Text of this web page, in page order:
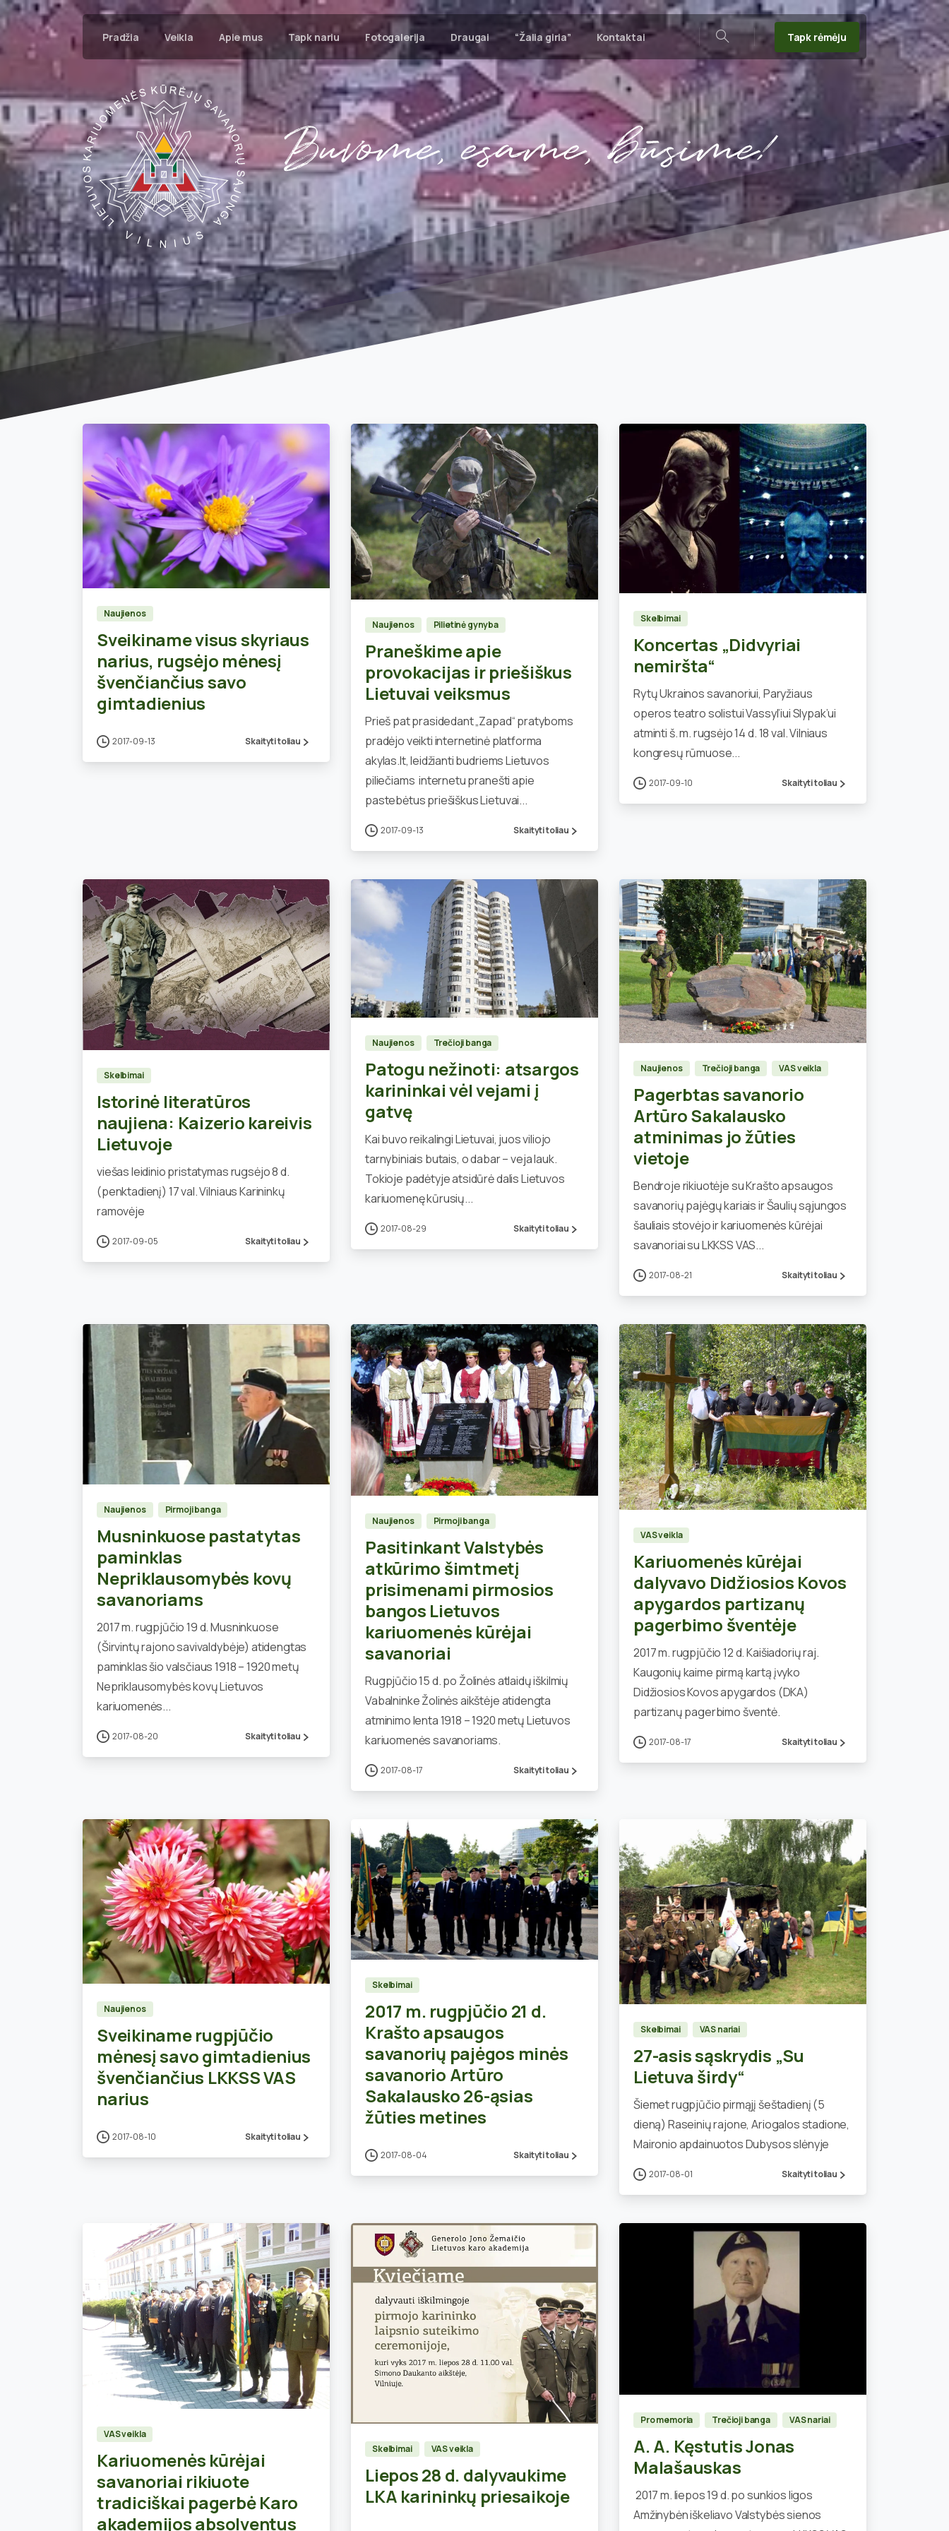
Pradžia Veikla Apie mus Tapk nariu Fotogalerija Draugai “Žalia giria” Kontaktai
Search
Tapk rėmėju
0
Naujienos
Sveikiname visus skyriaus
narius, rugsėjo mėnesį
švenčiančius savo
gimtadienius
2017-09-13 Skaityti toliau
0
Naujienos Pilietinė gynyba
Praneškime apie
provokacijas ir priešiškus
Lietuvai veiksmus
Prieš pat prasidedant „Zapad“ pratyboms
pradėjo veikti internetinė platforma
akylas.lt, leidžianti budriems Lietuvos
piliečiams internetu pranešti apie
pastebėtus priešiškus Lietuvai...
2017-09-13 Skaityti toliau
Skelbimai
Koncertas „Didvyriai
nemiršta“
Rytų Ukrainos savanoriui, Paryžiaus
operos teatro solistui Vassyl’iui Slypak’ui
atminti š. m. rugsėjo 14 d. 18 val. Vilniaus
kongresų rūmuose...
2017-09-10 Skaityti toliau
0
Skelbimai
Istorinė literatūros
naujiena: Kaizerio kareivis
Lietuvoje
viešas leidinio pristatymas rugsėjo 8 d.
(penktadienį) 17 val. Vilniaus Karininkų
ramovėje
2017-09-05 Skaityti toliau
Naujienos Trečioji banga
Patogu nežinoti: atsargos
karininkai vėl vejami į
gatvę
Kai buvo reikalingi Lietuvai, juos viliojo
tarnybiniais butais, o dabar – veja lauk.
Tokioje padėtyje atsidūrė dalis Lietuvos
kariuomenę kūrusių...
2017-08-29 Skaityti toliau
0
Naujienos Trečioji banga VAS veikla
Pagerbtas savanorio
Artūro Sakalausko
atminimas jo žūties
vietoje
Bendroje rikiuotėje su Krašto apsaugos
savanorių pajėgų kariais ir Šaulių sąjungos
šauliais stovėjo ir kariuomenės kūrėjai
savanoriai su LKKSS VAS...
2017-08-21 Skaityti toliau
Naujienos Pirmoji banga
Musninkuose pastatytas
paminklas
Nepriklausomybės kovų
savanoriams
2017 m. rugpjūčio 19 d. Musninkuose
(Širvintų rajono savivaldybėje) atidengtas
paminklas šio valsčiaus 1918 – 1920 metų
Nepriklausomybės kovų Lietuvos
kariuomenės...
2017-08-20 Skaityti toliau
0
Naujienos Pirmoji banga
Pasitinkant Valstybės
atkūrimo šimtmetį
prisimenami pirmosios
bangos Lietuvos
kariuomenės kūrėjai
savanoriai
Rugpjūčio 15 d. po Žolinės atlaidų iškilmių
Vabalninke Žolinės aikštėje atidengta
atminimo lenta 1918 – 1920 metų Lietuvos
kariuomenės savanoriams.
2017-08-17 Skaityti toliau
0
VAS veikla
Kariuomenės kūrėjai
dalyvavo Didžiosios Kovos
apygardos partizanų
pagerbimo šventėje
2017 m. rugpjūčio 12 d. Kaišiadorių raj.
Kaugonių kaime pirmą kartą įvyko
Didžiosios Kovos apygardos (DKA)
partizanų pagerbimo šventė.
2017-08-17 Skaityti toliau
0
Naujienos
Sveikiname rugpjūčio
mėnesį savo gimtadienius
švenčiančius LKKSS VAS
narius
2017-08-10 Skaityti toliau
Skelbimai
2017 m. rugpjūčio 21 d.
Krašto apsaugos
savanorių pajėgos minės
savanorio Artūro
Sakalausko 26-ąsias
žūties metines
2017-08-04 Skaityti toliau
0
Skelbimai VAS nariai
27-asis sąskrydis „Su
Lietuva širdy“
Šiemet rugpjūčio pirmąjį šeštadienį (5
dieną) Raseinių rajone, Ariogalos stadione,
Maironio apdainuotos Dubysos slėnyje
2017-08-01 Skaityti toliau
VAS veikla
Kariuomenės kūrėjai
savanoriai rikiuote
tradiciškai pagerbė Karo
akademijos absolventus
0
Skelbimai VAS veikla
Liepos 28 d. dalyvaukime
LKA karininkų priesaikoje
Pro memoria Trečioji banga VAS nariai
A. A. Kęstutis Jonas
Malašauskas
2017 m. liepos 19 d. po sunkios ligos
Amžinybėn iškeliavo Valstybės sienos